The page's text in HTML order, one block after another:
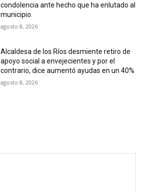
condolencia ante hecho que ha enlutado al
municipio.
agosto 8, 2026
Alcaldesa de los Ríos desmiente retiro de
apoyo social a envejecientes y por el
contrario, dice aumentó ayudas en un 40%
agosto 8, 2026